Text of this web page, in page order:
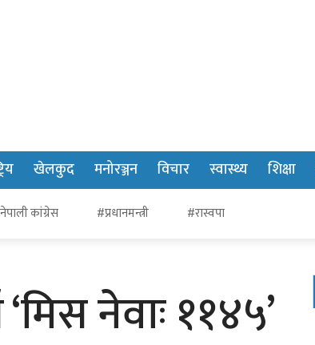
खेलकुद मनोरञ्जन विचार स्वास्थ्य शिक्षा
कांग्रेस #प्रधानमन्त्री #रास्वपा
नेवाः ११४५’